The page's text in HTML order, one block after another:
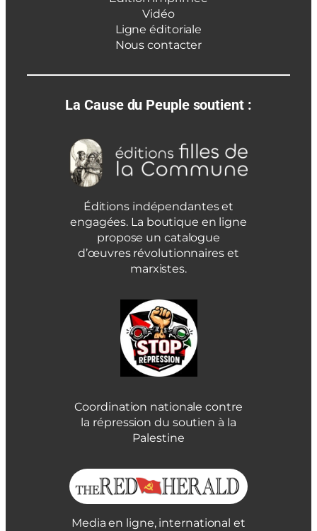
Vidéo
Ligne éditoriale
Nous contacter
La Cause du Peuple soutient :
Éditions indépendantes et
engagées. La boutique en ligne
propose un catalogue
d’œuvres révolutionnaires et
marxistes.
Coordination nationale contre
la répression du soutien à la
Palestine
Media en ligne, international et